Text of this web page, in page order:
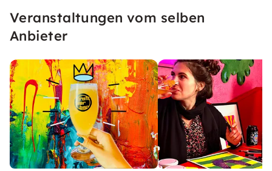
Veranstaltungen vom selben
Anbieter